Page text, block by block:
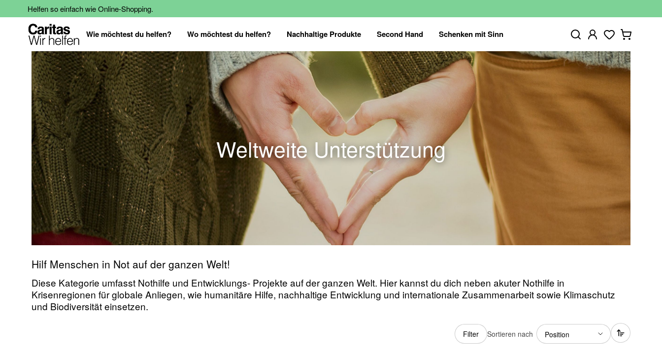
Helfen so einfach wie Online-Shopping.
Wie möchtest du helfen? Wo möchtest du helfen? Nachhaltige Produkte Second Hand Schenken mit Sinn
Weltweite Unterstützung
Hilf Menschen in Not auf der ganzen Welt!
Diese Kategorie umfasst Nothilfe und Entwicklungs- Projekte auf der ganzen Welt. Hier kannst du dich neben akuter Nothilfe in
Krisenregionen für globale Anliegen, wie humanitäre Hilfe, nachhaltige Entwicklung und internationale Zusammenarbeit sowie Klimaschutz
und Biodiversität einsetzen.
Filter Sortieren nach